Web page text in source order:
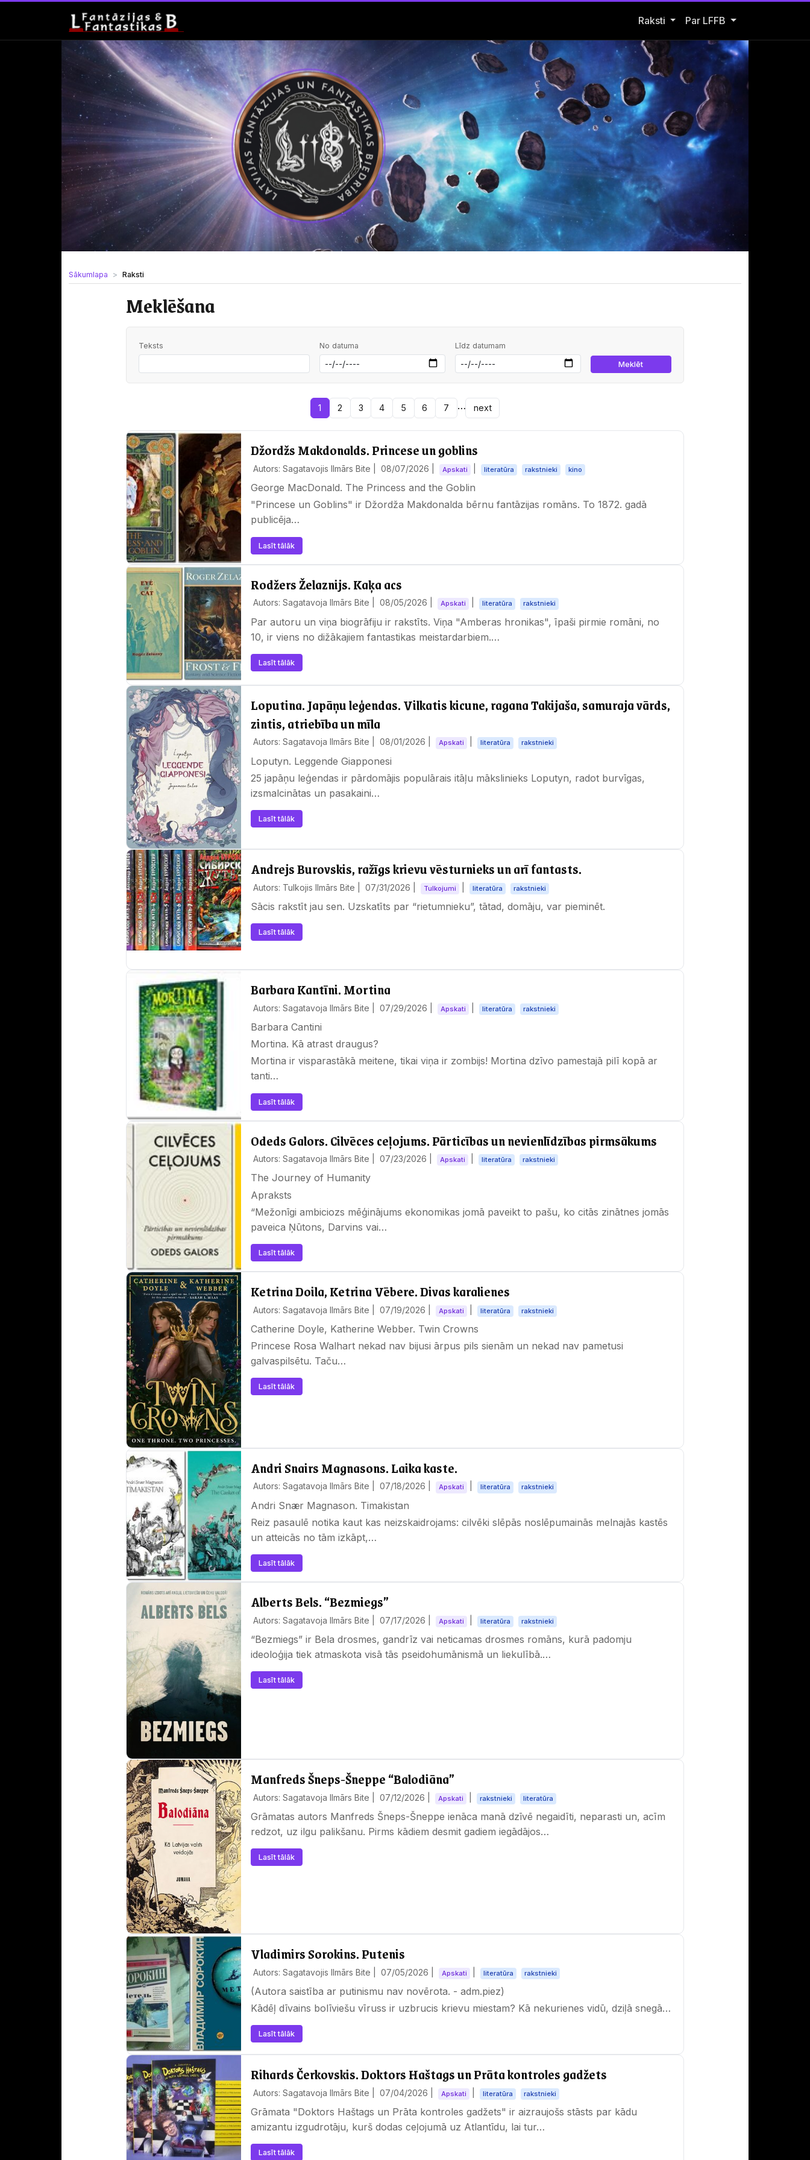
Raksti Open Raksti submenu
Par LFFB
Sākumlapa Raksti
Meklēšana
Teksts No datuma Līdz datumam
1 2 3 4 5 6 7 … next
Džordžs Makdonalds. Princese un goblins
Autors: Sagatavojis Ilmārs Bite | 08/07/2026 Apskati literatūra rakstnieki kino
George MacDonald. The Princess and the Goblin
"Princese un Goblins" ir Džordža Makdonalda bērnu fantāzijas romāns. To 1872. gadā
publicēja…
Lasīt tālāk
Rodžers Želaznijs. Kaķa acs
Autors: Sagatavoja Ilmārs Bite | 08/05/2026 Apskati literatūra rakstnieki
Par autoru un viņa biogrāfiju ir rakstīts. Viņa "Amberas hronikas", īpaši pirmie romāni, no
10, ir viens no dižākajiem fantastikas meistardarbiem.…
Lasīt tālāk
Loputina. Japāņu leģendas. Vilkatis kicune, ragana Takijaša, samuraja vārds,
zintis, atriebība un mīla
Autors: Sagatavoja Ilmārs Bite | 08/01/2026 Apskati literatūra rakstnieki
Loputyn. Leggende Giapponesi
25 japāņu leģendas ir pārdomājis populārais itāļu mākslinieks Loputyn, radot burvīgas,
izsmalcinātas un pasakaini…
Lasīt tālāk
Andrejs Burovskis, ražīgs krievu vēsturnieks un arī fantasts.
Autors: Tulkojis Ilmārs Bite | 07/31/2026 Tulkojumi literatūra rakstnieki
Sācis rakstīt jau sen. Uzskatīts par “rietumnieku”, tātad, domāju, var pieminēt.
Lasīt tālāk
Barbara Kantīni. Mortina
Autors: Sagatavoja Ilmārs Bite | 07/29/2026 Apskati literatūra rakstnieki
Barbara Cantini
Mortina. Kā atrast draugus?
Mortina ir visparastākā meitene, tikai viņa ir zombijs! Mortina dzīvo pamestajā pilī kopā ar
tanti…
Lasīt tālāk
Odeds Galors. Cilvēces ceļojums. Pārticības un nevienlīdzības pirmsākums
Autors: Sagatavoja Ilmārs Bite | 07/23/2026 Apskati literatūra rakstnieki
The Journey of Humanity
Apraksts
“Mežonīgi ambiciozs mēģinājums ekonomikas jomā paveikt to pašu, ko citās zinātnes jomās
paveica Ņūtons, Darvins vai…
Lasīt tālāk
Ketrina Doila, Ketrina Vēbere. Divas karalienes
Autors: Sagatavoja Ilmārs Bite | 07/19/2026 Apskati literatūra rakstnieki
Catherine Doyle, Katherine Webber. Twin Crowns
Princese Rosa Walhart nekad nav bijusi ārpus pils sienām un nekad nav pametusi
galvaspilsētu. Taču…
Lasīt tālāk
Andri Snairs Magnasons. Laika kaste.
Autors: Sagatavoja Ilmārs Bite | 07/18/2026 Apskati literatūra rakstnieki
Andri Snær Magnason. Timakistan
Reiz pasaulē notika kaut kas neizskaidrojams: cilvēki slēpās noslēpumainās melnajās kastēs
un atteicās no tām izkāpt,…
Lasīt tālāk
Alberts Bels. “Bezmiegs”
Autors: Sagatavoja Ilmārs Bite | 07/17/2026 Apskati literatūra rakstnieki
“Bezmiegs” ir Bela drosmes, gandrīz vai neticamas drosmes romāns, kurā padomju
ideoloģija tiek atmaskota visā tās pseidohumānismā un liekulībā.…
Lasīt tālāk
Manfreds Šneps-Šneppe “Balodiāna”
Autors: Sagatavoja Ilmārs Bite | 07/12/2026 Apskati rakstnieki literatūra
Grāmatas autors Manfreds Šneps-Šneppe ienāca manā dzīvē negaidīti, neparasti un, acīm
redzot, uz ilgu palikšanu. Pirms kādiem desmit gadiem iegādājos…
Lasīt tālāk
Vladimirs Sorokins. Putenis
Autors: Sagatavojis Ilmārs Bite | 07/05/2026 Apskati literatūra rakstnieki
(Autora saistība ar putinismu nav novērota. - adm.piez)
Kādēļ dīvains bolīviešu vīruss ir uzbrucis krievu miestam? Kā nekurienes vidū, dziļā snegā…
Lasīt tālāk
Rihards Čerkovskis. Doktors Haštags un Prāta kontroles gadžets
Autors: Sagatavoja Ilmārs Bite | 07/04/2026 Apskati literatūra rakstnieki
Grāmata "Doktors Haštags un Prāta kontroles gadžets" ir aizraujošs stāsts par kādu
amizantu izgudrotāju, kurš dodas ceļojumā uz Atlantīdu, lai tur…
Lasīt tālāk